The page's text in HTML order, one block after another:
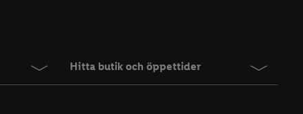
Hitta butik och öppettider